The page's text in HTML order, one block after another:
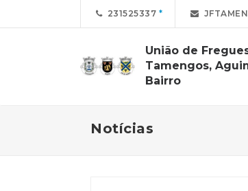
231525337
União de
Tamengos,
Bairro
Notícias